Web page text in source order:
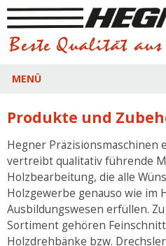
MENÜ
Produkte und
Hegner Präzisionsmaschinen
vertreibt qualitativ führende
Holzbearbeitung, die alle
Holzgewerbe genauso wie im
Ausbildungswesen erfüllen.
Sortiment gehören
Holzdrehbänke bzw.